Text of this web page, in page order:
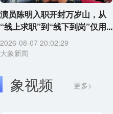
演员陈明入职开封万岁山，从
“线上求职”到“线下到岗”仅用...
2026-08-07 20:02:29
大象新闻
象视频 更多>